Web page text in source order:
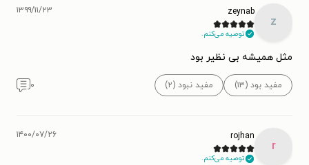
z
zeynab
توصیه می‌کنم.
۱۳۹۹/۱۱/۲۳
مثل همیشه بی نظیر بود
مفید بود (۱۳) مفید نبود (۲) ۰
r
rojhan
توصیه می‌کنم.
۱۴۰۰/۰۷/۲۶